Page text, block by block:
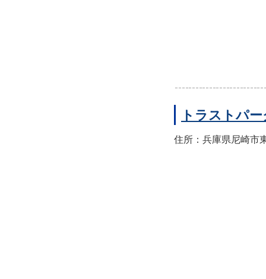
トラストパ
住所：兵庫県尼崎市